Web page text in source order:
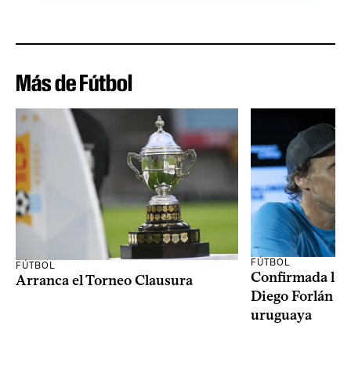
Más de Fútbol
FÚTBOL
Arranca el Torneo Clausura
FÚTBOL
Confirmada la
Diego Forlán
uruguaya